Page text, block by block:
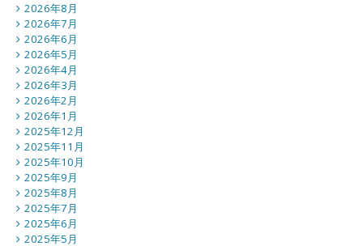
2026年8月
2026年7月
2026年6月
2026年5月
2026年4月
2026年3月
2026年2月
2026年1月
2025年12月
2025年11月
2025年10月
2025年9月
2025年8月
2025年7月
2025年6月
2025年5月